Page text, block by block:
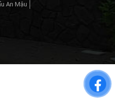
An Mậu